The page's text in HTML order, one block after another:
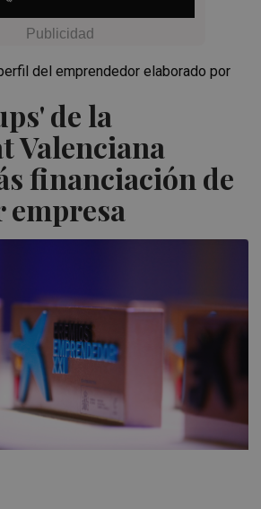
de la
Valenciana
financiación de
empresa
del emprendedor elaborado por